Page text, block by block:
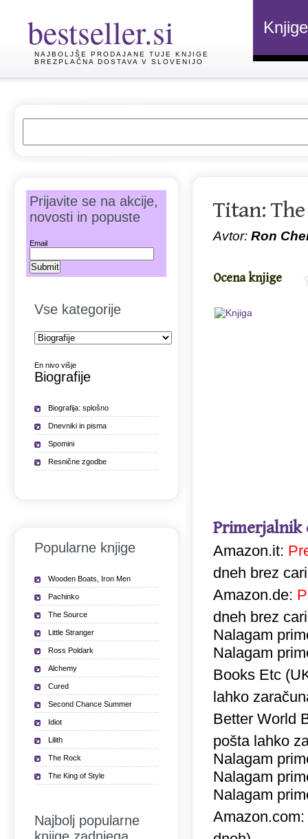
bestseller.si
NAJBOLJŠE PRODAJANE TUJE KNJIGE
BREZPLAČNA DOSTAVA V SLOVENIJO
Knjige
Titan: The
Avtor: Ron
Ocena knjige
Primerjalnik
Amazon.it:
dneh brez
Amazon.de:
dneh brez
Nalagam
Nalagam
Books Etc
lahko
Better World
pošta lahko
Nalagam
Nalagam
Nalagam
Amazon.com:
Prijavite se na akcije,
novosti in popuste
Email
Vse kategorije
En nivo višje
Biografije
Biografija: splošno
Dnevniki in pisma
Spomini
Resnične zgodbe
Popularne knjige
Wooden Boats, Iron Men
Pachinko
The Source
Little Stranger
Ross Poldark
Alchemy
Cured
Second Chance Summer
Idiot
Lilith
The Rock
The King of Style
Najbolj popularne